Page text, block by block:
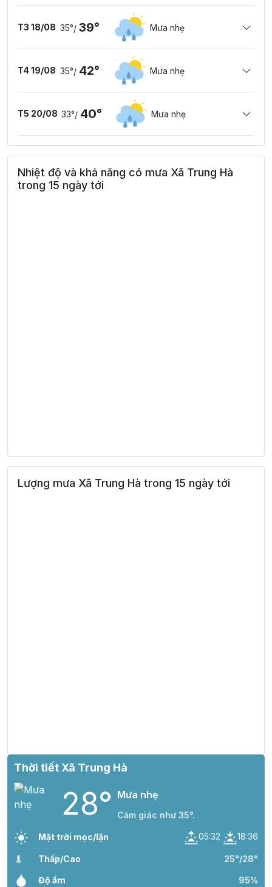
T3 18/08 35°/ 39° Mưa nhẹ
T4 19/08 35°/ 42° Mưa nhẹ
T5 20/08 33°/ 40° Mưa nhẹ
Nhiệt độ và khả năng có mưa Xã Trung Hà
trong 15 ngày tới
Lượng mưa Xã Trung Hà trong 15 ngày tới
Thời tiết Xã Trung Hà
28° Mưa nhẹ
Cảm giác như 35°.
Mặt trời mọc/lặn 05:32 18:36
Thấp/Cao 25°/28°
Độ ẩm 95%